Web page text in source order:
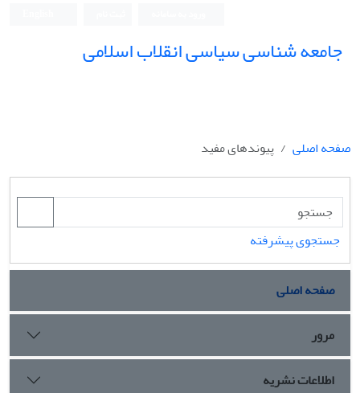
جامعه شناسی سیاسی انقلاب اسلامی
صفحه اصلی پیوندهای مفید
جستجوی پیشرفته
صفحه اصلی
مرور
اطلاعات نشریه